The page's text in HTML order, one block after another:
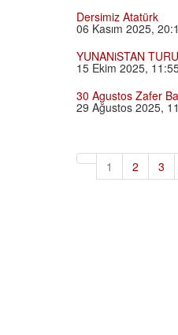
Dersimiz Atatürk
06 Kasım 2025,
YUNANiSTAN TURU
15 Ekim 2025,
30 Agustos Zafer
29 Ağustos 2025,
1 2 3